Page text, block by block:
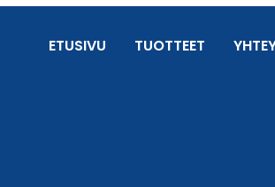
ETUSIVU TUOTTEET